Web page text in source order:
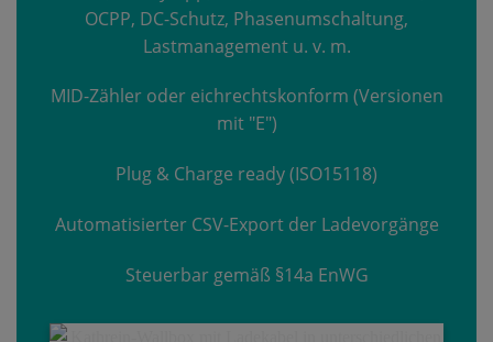
OCPP, DC-Schutz, Phasenumschaltung,
Lastmanagement u. v. m.
MID-Zähler oder eichrechtskonform (Versionen
mit "E")
Plug & Charge ready (ISO15118)
Automatisierter CSV-Export der Ladevorgänge
Steuerbar gemäß §14a EnWG